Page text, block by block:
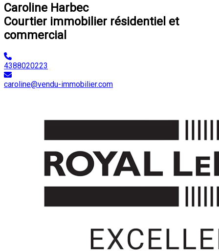
Caroline Harbec
Courtier immobilier résidentiel et
commercial
4388020223
caroline@vendu-immobilier.com